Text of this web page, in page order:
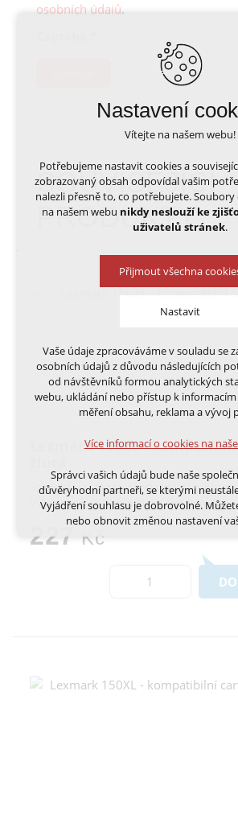
osobních údajů.
SOUVISEJÍCÍ
PRODUKTY
Lexmark 150XL -
Spolehlivá, plně kompatibilní
výborným poměrem ceny a kvality
227 Kč
Nastavení
Vítejte na našem webu!
Potřebujeme nastavit cookies a
zobrazovaný obsah odpovídal vašim
nalezli přesně to, co potřebujete.
na našem webu nikdy neslouží ke
uživatelů stránek.
Přijmout všechna
Nastavit
Technická cookies
nutná pro provozování webu
udržení kontextu stránek
přihlášení, volby jazyka, apod.
Volitelná cookies
analytická pro anonymizované
marketingová cookies (Google,
Smartsupp, Heureka)
Více informací o cookies na
Přijmout všechna cookies
Vaše údaje zpracováváme v souladu se
osobních údajů z důvodu následujících
od návštěvníků formou analytických
webu, ukládání nebo přístup k informacím
měření obsahu, reklama a vývoj
Více informací o cookies na
Správci vašich údajů bude naše
důvěryhodní partneři, se kterými
Vyjádření souhlasu je dobrovolné.
nebo obnovit změnou nastavení
Cookies a podobné technologie dělíme
pro běh webu, bez nichž nelze web
této části spadají analytická a